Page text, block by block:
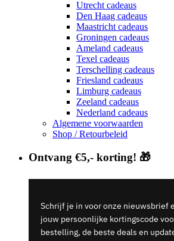
Utrecht cadeaus
Den Haag cadeaus
Maastricht cadeaus
Groningen cadeaus
Ameland cadeaus
Texel cadeaus
Terschelling cadeaus
Friesland cadeaus
Limburg cadeaus
Zeeland cadeaus
Nederland cadeaus
Algemene voorwaarden
Shop / Retourbeleid
Ontvang €5,- korting! 🎁
Schrijf je in voor onze nieuwsbrief
jouw persoonlijke kortingscode
bestelling, de beste deals en